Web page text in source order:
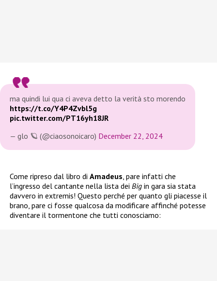
ma quindi lui qua ci aveva detto la verità sto morendo
https://t.co/Y4P4Zvbl5g
pic.twitter.com/PT16yh18JR
— glo 🪐 (@ciaosonoicaro) December 22, 2024
Come ripreso dal libro di Amadeus , pare infatti che
l’ingresso del cantante nella lista dei Big in gara sia stata
davvero in extremis! Questo perché per quanto gli piacesse il
brano, pare ci fosse qualcosa da modificare affinché potesse
diventare il tormentone che tutti conosciamo: